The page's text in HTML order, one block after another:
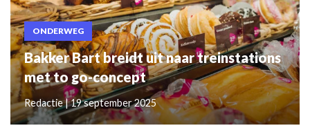
ONDERWEG
Bakker Bart breidt uit naar treinstations
met to go-concept
Redactie | 19 september 2025